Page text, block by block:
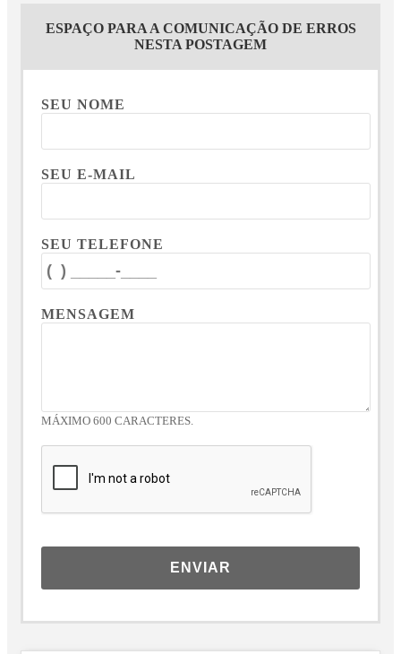
ESPAÇO PARA A COMUNICAÇÃO DE ERROS
NESTA POSTAGEM
SEU NOME
SEU E-MAIL
SEU TELEFONE
MENSAGEM
MÁXIMO 600 CARACTERES.
ENVIAR